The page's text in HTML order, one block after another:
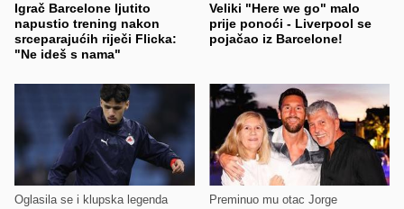
Igrač Barcelone ljutito
napustio trening nakon
srceparajućih riječi Flicka:
"Ne ideš s nama"
Veliki "Here we go" malo
prije ponoći - Liverpool se
pojačao iz Barcelone!
Oglasila se i klupska legenda Preminuo mu otac Jorge